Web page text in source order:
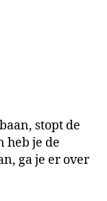
stopt de
heb je de
ga je er over